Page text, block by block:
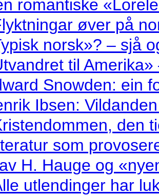
romantiske
øver på
norsk»? – sjå
til
Snowden: ein
Ibsen:
den
som
H. Hauge og
utlendinger har